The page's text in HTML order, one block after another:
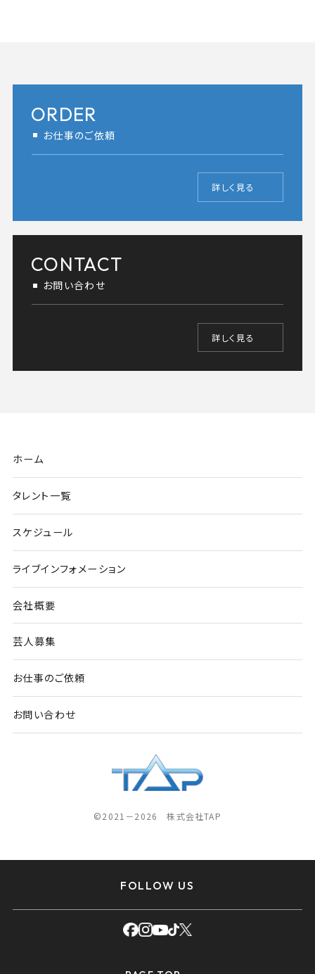
ORDER
お仕事のご依頼
詳しく見る
CONTACT
お問い合わせ
詳しく見る
ホーム
タレント一覧
スケジュール
ライブインフォメーション
会社概要
芸人募集
お仕事のご依頼
お問い合わせ
©2021－2026 株式会社TAP
FOLLOW US